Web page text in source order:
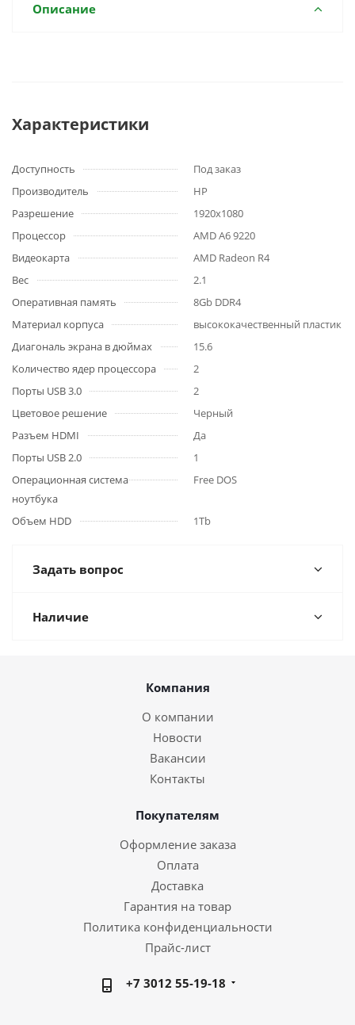
Описание
Характеристики
Доступность
Под заказ
Производитель
HP
Разрешение
1920x1080
Процессор
AMD A6 9220
Видеокарта
AMD Radeon R4
Вес
2.1
Оперативная память
8Gb DDR4
Материал корпуса
высококачественный пластик
Диагональ экрана в дюймах
15.6
Количество ядер процессора
2
Порты USB 3.0
2
Цветовое решение
Черный
Разъем HDMI
Да
Порты USB 2.0
1
Операционная система
ноутбука
Free DOS
Объем HDD 1Tb
Задать вопрос
Наличие
Компания
О компании
Новости
Вакансии
Контакты
Покупателям
Оформление заказа
Оплата
Доставка
Гарантия на товар
Политика конфиденциальности
Прайс-лист
+7 3012 55-19-18